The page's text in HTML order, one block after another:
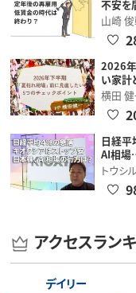
不安
山崎
2026年
い家
横田
日経平
AI相
トウシ
アクセスラン
デイリー